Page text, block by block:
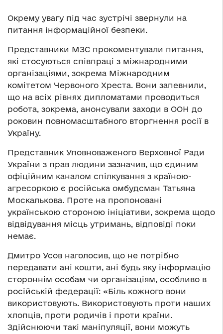
Окрему увагу під час зустрічі звернули на
питання інформаційної безпеки.
Представники МЗС прокоментували питання,
які стосуються співпраці з міжнародними
організаціями, зокрема Міжнародним
комітетом Червоного Хреста. Вони запевнили,
що на всіх рівнях дипломатами проводиться
робота, зокрема, анонсували заходи в ООН до
роковин повномасштабного вторгнення росії в
Україну.
Представник Уповноваженого Верховної Ради
України з прав людини зазначив, що єдиним
офіційним каналом спілкування з країною-
агресоркою є російська омбудсман Татьяна
Москалькова. Проте на пропоновані
українською стороною ініціативи, зокрема щодо
відвідування місць утримань, відповіді поки
немає.
Дмитро Усов наголосив, що не потрібно
передавати ані кошти, ані будь яку інформацію
стороннім особам чи організаціям, особливо в
російській федерації: «Біль кожного вони
використовують. Використовують проти наших
хлопців, проти родичів і проти країни.
Здійснюючи такі маніпуляції, вони можуть